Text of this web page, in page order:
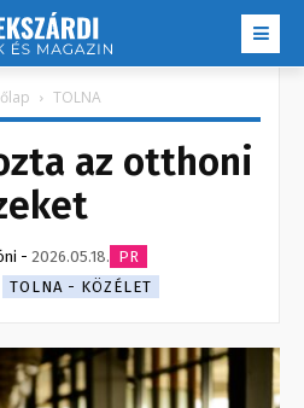
TOLNA
az otthoni
- 2026.05.18. PR
TOLNA - KÖZÉLET